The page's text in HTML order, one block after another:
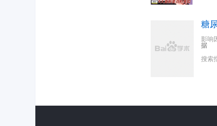
糖
影响
据
搜索